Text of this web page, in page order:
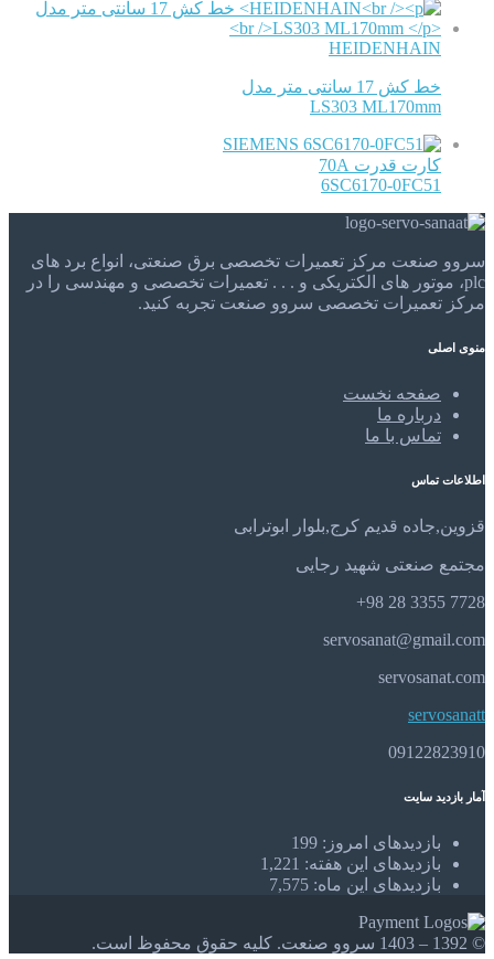
HEIDENHAIN
خط کش 17 سانتی متر مدل
LS303 ML170mm
SIEMENS
کارت قدرت 70A
6SC6170-0FC51
سروو صنعت مرکز تعمیرات تخصصی برق صنعتی، انواع برد های
plc، موتور های الکتریکی و . . . تعمیرات تخصصی و مهندسی را در
مرکز تعمیرات تخصصی سروو صنعت تجربه کنید.
منوی اصلی
صفحه نخست
درباره ما
تماس با ما
اطلاعات تماس
قزوین,جاده قدیم کرج,بلوار ابوترابی
مجتمع صنعتی شهید رجایی
7728 3355 28 98+
servosanat@gmail.com
servosanat.com
servosanatt
09122823910
آمار بازدید سایت
بازدیدهای امروز: 199
بازدیدهای این هفته: 1,221
بازدیدهای این ماه: 7,575
© 1392 – 1403 سروو صنعت. کلیه حقوق محفوظ است.